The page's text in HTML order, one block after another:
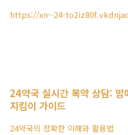
https://xn--24-
24약국 실시간 복약 상담: 밤
지킴이 가이드
24약국의 정확한 이해와 활용법